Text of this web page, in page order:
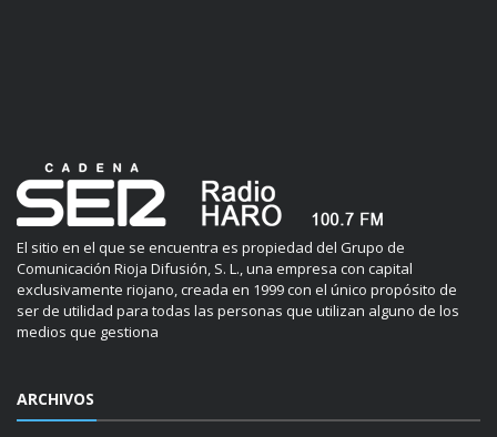
El sitio en el que se encuentra es propiedad del Grupo de
Comunicación Rioja Difusión, S. L., una empresa con capital
exclusivamente riojano, creada en 1999 con el único propósito de
ser de utilidad para todas las personas que utilizan alguno de los
medios que gestiona
ARCHIVOS